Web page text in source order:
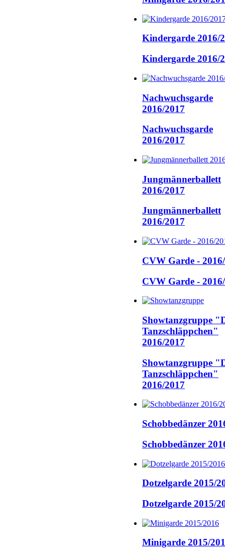
Kindergarde 2016/
Kindergarde 2016/
Nachwuchsgarde
2016/2017
Nachwuchsgarde
2016/2017
Jungmännerballett
2016/2017
Jungmännerballett
2016/2017
CVW Garde -
CVW Garde -
Showtanzgruppe
Tanzschläppchen"
2016/2017
Showtanzgruppe
Tanzschläppchen"
2016/2017
Schobbedänzer
Schobbedänzer
Dotzelgarde 2015/
Dotzelgarde 2015/
Minigarde 2015/